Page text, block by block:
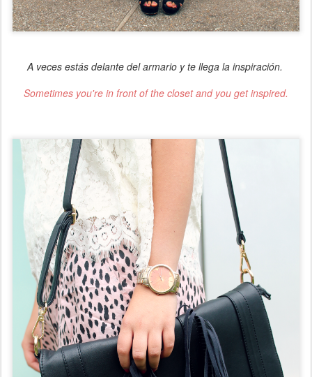
A veces estás delante del armario y te llega la inspiración.
Sometimes you're in front of the closet and you get inspired.